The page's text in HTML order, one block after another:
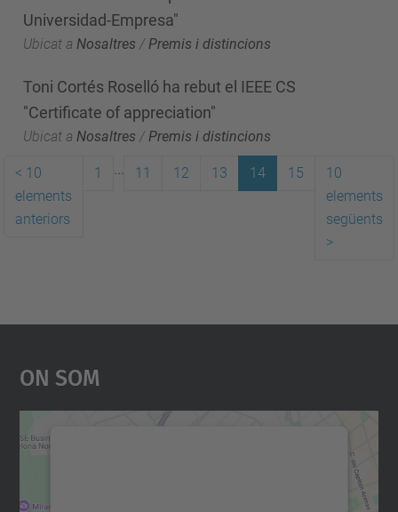
Universidad-Empresa"
Ubicat a Nosaltres / Premis i distincions
Toni Cortés Roselló ha rebut el IEEE CS
"Certificate of appreciation"
Ubicat a Nosaltres /Premis i distincions
< 10
elements
anteriors
1 11 12 13 14 15
10
elements
següents
>
On Som